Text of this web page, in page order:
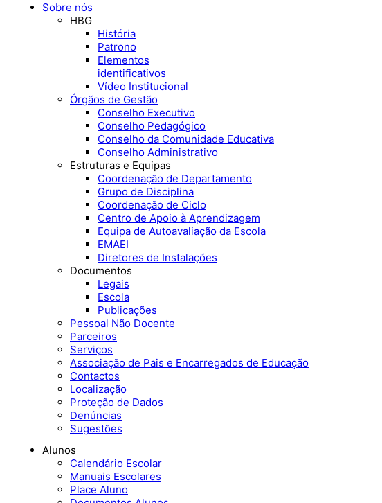
Sobre nós
HBG
História
Patrono
Elementos
identificativos
Vídeo Institucional
Órgãos de Gestão
Conselho Executivo
Conselho Pedagógico
Conselho da Comunidade Educativa
Conselho Administrativo
Estruturas e Equipas
Coordenação de Departamento
Grupo de Disciplina
Coordenação de Ciclo
Centro de Apoio à Aprendizagem
Equipa de Autoavaliação da Escola
EMAEI
Diretores de Instalações
Documentos
Legais
Escola
Publicações
Pessoal Não Docente
Parceiros
Serviços
Associação de Pais e Encarregados de Educação
Contactos
Localização
Proteção de Dados
Denúncias
Sugestões
Alunos
Calendário Escolar
Manuais Escolares
Place Aluno